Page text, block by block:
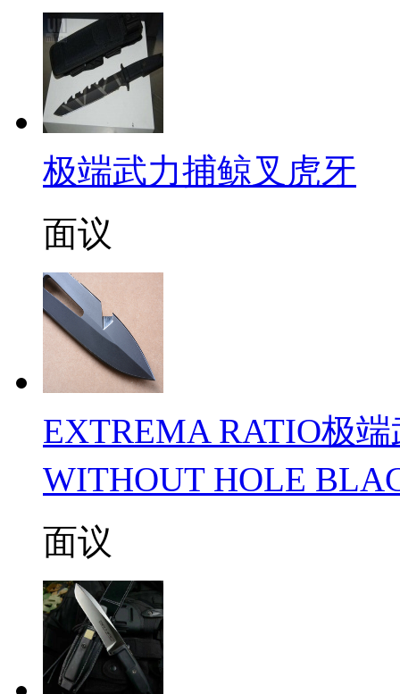
极端武力捕鲸叉虎牙
面议
EXTREMA RATIO极
WITHOUT HOLE
面议